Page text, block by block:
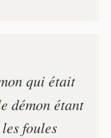
qui était
démon étant
foules